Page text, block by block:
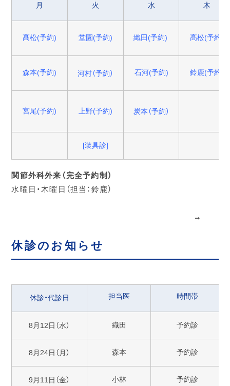
月 火 水 木
髙松(予約) 堂園(予約) 織田(予約) 髙松(予約)
森本(予約) 河村（予約） 石河(予約) 鈴鹿(予約)
宮尾(予約) 上野(予約) 炭本（予約）
[装具診]
関節外科外来（完全予約制）
水曜日・木曜日（担当：鈴鹿）
休診のお知らせ
休診・代診日 担当医 時間帯
8月12日（水） 織田 予約診
8月24日（月） 森本 予約診
9月11日（金） 小林 予約診